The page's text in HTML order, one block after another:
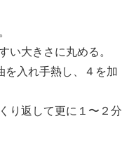
い大きさに丸める。
入れ手熱し、４を加
り返して更に１〜２分